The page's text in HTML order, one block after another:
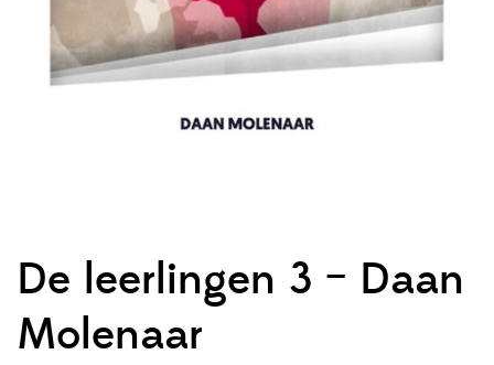
De leerlingen 3 – Daan
Molenaar